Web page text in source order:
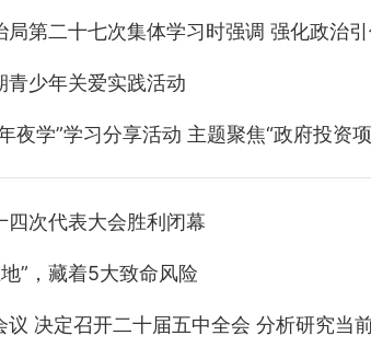
局第二十七次集体学习时强调 强化政治
青少年关爱实践活动
夜学”学习分享活动 主题聚焦“政府投资
四次代表大会胜利闭幕
”，藏着5大致命风险
议 决定召开二十届五中全会 分析研究当